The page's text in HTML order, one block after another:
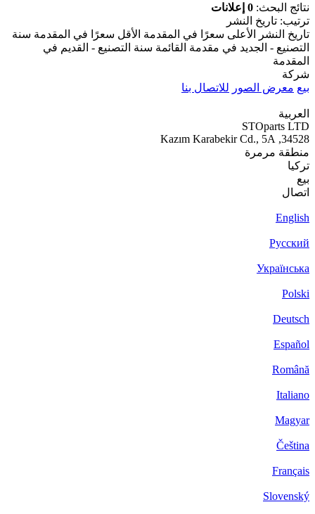
نتائج البحث: 0 إعلانات
ترتيب: تاريخ النشر
تاريخ النشر
الأعلى سعرًا في المقدمة الأقل سعرًا في المقدمة سنة
التصنيع - الجديد في مقدمة القائمة سنة التصنيع - القديم في
المقدمة
شركة
بيع معرض الصور للاتصال بنا
العربية
STOparts LTD
34528, Kazım Karabekir Cd., 5A
منطقة مرمرة
تركيا
بيع
اتصال
English
Русский
Українська
Polski
Deutsch
Español
Română
Italiano
Magyar
Čeština
Français
Slovenský